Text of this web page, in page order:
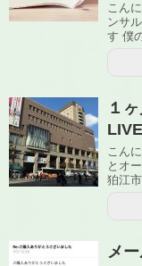
こん
ンサ
す 僕
１
LIVE
こん
とオ
狛江
メ